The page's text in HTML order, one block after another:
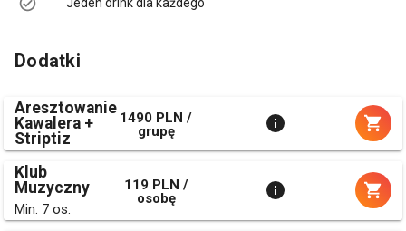
Dodatki
Aresztowanie
Kawalera +
Striptiz
1490 PLN /
grupę
Klub
Muzyczny
Min. 7 os.
119 PLN /
osobę